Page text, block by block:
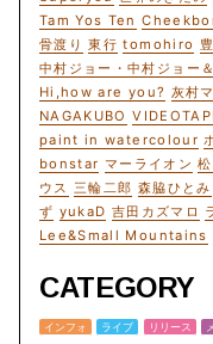
Tam Yos Ten
骨渡り 東行 tomohiro
中村ジョー・中村ジョー
Hi,how are you? 灰村
NAGAKUBO
paint in watercolour
bonstar マーライオン
ウス 三輪二郎 森脇ひとみ
ず yukaD 吉田カズマロ
Lee&Small Mountains
CATEGORY
インフォ ライブ リリース